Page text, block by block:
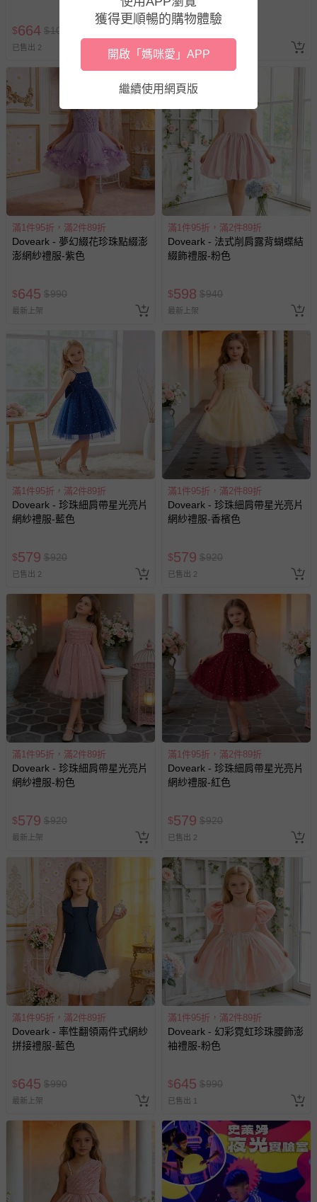
瑕疵退換貨所產生的運費，將由媽咪愛負責處理，若非瑕疵
退貨，您可至『查詢訂單』>『已出貨』中查詢該筆訂單，
並點選『我要退貨』即可進行申請。若有相關退貨問題，請
LINE@客服ID: @mamilove我們將依序為您處理
與服務，謝謝。
針對滿件折/滿額贈…等活動，如因部份退貨，而該訂單保
留商品未達活動門檻，將以原價計算，活動贈品亦需一併退
回。
部分商品依據消費者保護法的規定，不適用七天鑑賞期/猶
豫期範圍：
易於腐敗、保存期限較短或解約時即將逾期（例如生鮮
商品、食品等）。
客製化商品（例如客製生日書、姓名貼等）。
報紙、期刊或雜誌（惟書籍如經拆封、使用，則酌收整
經消費者拆封之影音商品或電腦軟體（例如 DVD、CD
非以有形媒介提供之數位內容或一經提供即為完成之線
上服務，經消費者事先同意始提供（例如線上課程、遊
戲或活動點數等）。
已拆封之以下類型商品：
-個人衛生用品（例如尿布、貼身衣物、泳裝、襪子、地
墊、寢具類等）。
-新生兒親膚衣物（嬰幼兒包巾與背巾、包屁衣、學習
褲、紗布衣等）。
-接觸性孕哺產品（奶嘴、奶瓶、擠乳器、哺乳衣、托腹
帶束縛衣、餐搖椅等）。
-其他原廠盒裝商品封口處已貼上「不可拆封」，或具警
示字句等說明貼紙、封條者。
相關的退換貨辦理流程，可詳見：退換貨 & 退款問題
其他常見問題：
運送服務：目前提供的運送僅限台灣本島。如您位於離島地
區，可能會無法配送，或須依據商品需加收離島運費。廠商
亦保留出貨與否的權利。離島、偏遠地區、樓層親送等加價
費用，可能會另需加收。
商品實際的配達日期，可於訂單個人資料內的查詢訂單內，
已出貨通知之訊息為主。
如您收到商品，請依正常流程檢查是否完好，若商品遇瑕疵
情形，您可申請更換新品或退貨，請見： 退貨的辦理流程
若您對於會員帳號、商品訂購與資訊、購物流程、付款方
式、折價券與購物金的使用、退貨及商品運送方式等有疑
預購商品：預購為海外同步代購，遇缺貨即會通知媽咪並協
助取消退款事宜。
商品如因「價格、組合」等錯誤原因，導致無法安排出貨，
會主動以簡訊及mail通知訂單取消事宜，並將提供適當補
$664 $1010
已售出 2 已售出 9
滿1件95折，滿2件89折
Doveark - 夢幻綴花珍珠點綴澎
澎網紗禮服-紫色
$645 $990
最新上架
滿1件95折，滿2件89折
Doveark - 法式削肩露背蝴蝶結
綴飾禮服-粉色
$598 $940
最新上架
滿1件95折，滿2件89折
Doveark - 珍珠細肩帶星光亮片
網紗禮服-藍色
$579 $920
已售出 2
滿1件95折，滿2件89折
Doveark - 珍珠細肩帶星光亮片
網紗禮服-香檳色
$579 $920
已售出 2
滿1件95折，滿2件89折
Doveark - 珍珠細肩帶星光亮片
網紗禮服-粉色
$579 $920
最新上架
滿1件95折，滿2件89折
Doveark - 珍珠細肩帶星光亮片
網紗禮服-紅色
$579 $920
已售出 2
滿1件95折，滿2件89折
Doveark - 率性翻領兩件式網紗
拼接禮服-藍色
$645 $990
最新上架
滿1件95折，滿2件89折
Doveark - 幻彩霓虹珍珠腰飾澎
袖禮服-粉色
$645 $990
已售出 1
獲得更順暢的購物體驗
開啟「媽咪愛」APP
繼續使用網頁版